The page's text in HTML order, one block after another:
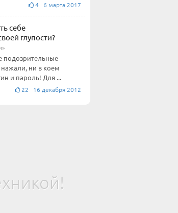
4 6 марта 2017
себе
глупости?
подозрительные
нажали, ни в коем
и пароль! Для ...
22 16 декабря 2012